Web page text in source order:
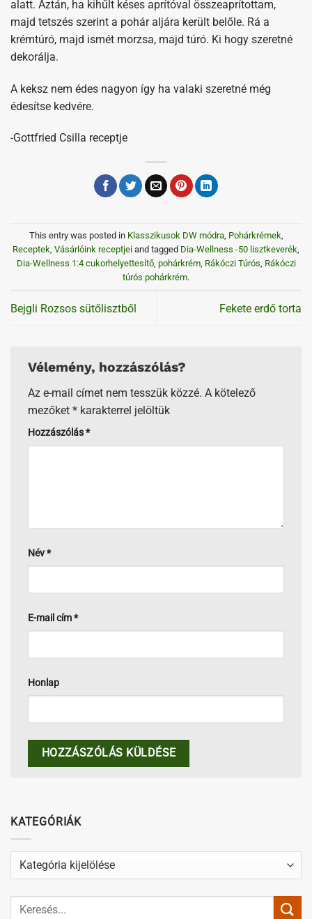
alatt. Aztán, ha kihűlt késes aprítóval összeaprítottam,
majd tetszés szerint a pohár aljára került belőle. Rá a
krémtúró, majd ismét morzsa, majd túró. Ki hogy szeretné
dekorálja.
A keksz nem édes nagyon így ha valaki szeretné még
édesítse kedvére.
-Gottfried Csilla receptje
This entry was posted in Klasszikusok DW módra, Pohárkrémek
Receptek Vásárlóink receptjei and tagged Dia-Wellness -50 lisztkeverék
Dia-Wellness 1:4 cukorhelyettesítő, pohárkrém, Rákóczi Túrós Rákóczi
túrós pohárkrém.
Bejgli Rozsos sütőlisztből Fekete erdő torta
Vélemény, hozzászólás?
Az e-mail címet nem tesszük közzé. A kötelező
mezőket * karakterrel jelöltük
Hozzászólás*
Név*
E-mail cím*
Honlap
KATEGÓRIÁK
Kategóriák